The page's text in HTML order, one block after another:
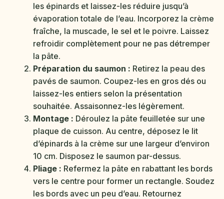
les épinards et laissez-les réduire jusqu’à
évaporation totale de l’eau. Incorporez la crème
fraîche, la muscade, le sel et le poivre. Laissez
refroidir complètement pour ne pas détremper
la pâte.
Préparation du saumon : Retirez la peau des
pavés de saumon. Coupez-les en gros dés ou
laissez-les entiers selon la présentation
souhaitée. Assaisonnez-les légèrement.
Montage : Déroulez la pâte feuilletée sur une
plaque de cuisson. Au centre, déposez le lit
d’épinards à la crème sur une largeur d’environ
10 cm. Disposez le saumon par-dessus.
Pliage : Refermez la pâte en rabattant les bords
vers le centre pour former un rectangle. Soudez
les bords avec un peu d’eau. Retournez